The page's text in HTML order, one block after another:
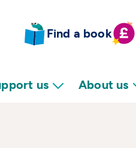
Find a book
us About us